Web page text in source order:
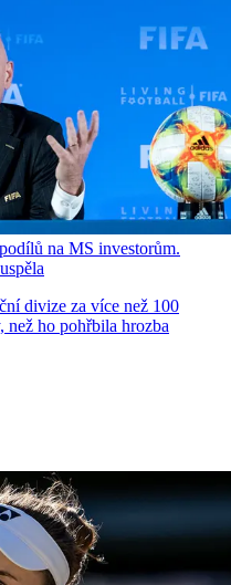
na MS investorům.
divize za více než 100
ho pohřbila hrozba